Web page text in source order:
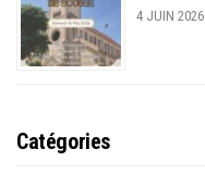
4 JUIN 2026
Catégories